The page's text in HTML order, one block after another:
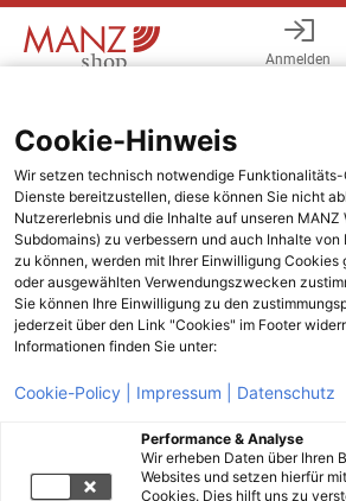
Anmelden
Cookie-Hinweis
Wir setzen technisch notwendige Funktionalitäts-
Dienste bereitzustellen, diese können Sie nicht
Nutzererlebnis und die Inhalte auf unseren MANZ
Subdomains) zu verbessern und auch Inhalte
zu können, werden mit Ihrer Einwilligung Cookies
oder ausgewählten Verwendungszwecken
Sie können Ihre Einwilligung zu den
jederzeit über den Link "Cookies" im Footer
Informationen finden Sie unter:
Cookie-Policy | Impressum | Datenschutz
Performance & Analyse
Wir erheben Daten über Ihren
Websites und setzen hierfür
Cookies. Dies hilft uns zu